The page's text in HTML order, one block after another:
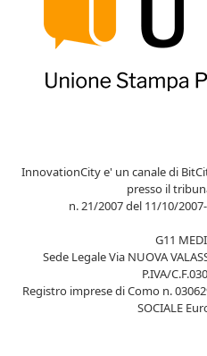
InnovationCity e' un canale di
presso il
n. 21/2007 del 11/10/
G11
Sede Legale Via NUOVA
P.IVA/
Registro imprese di Como n.
SOCIALE